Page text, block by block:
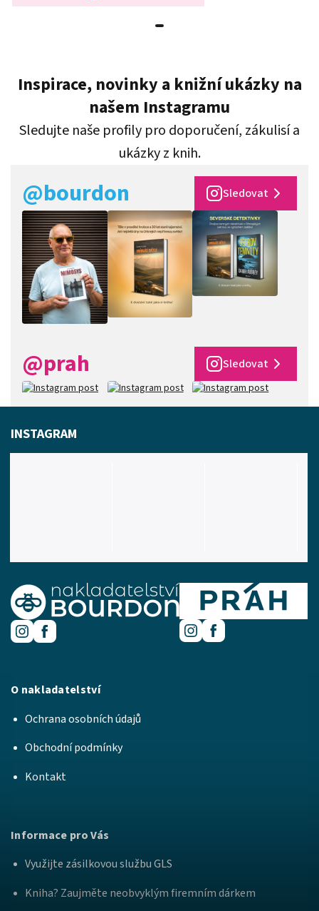
Inspirace, novinky a knižní ukázky na
našem Instagramu
Sledujte naše profily pro doporučení, zákulisí a
ukázky z knih.
@bourdon Sledovat
@prah Sledovat
O nakladatelství
Ochrana osobních údajů
Obchodní podmínky
Kontakt
Informace pro Vás
Využijte zásilkovou službu GLS
Kniha? Zaujměte neobvyklým firemním dárkem
INSTAGRAM